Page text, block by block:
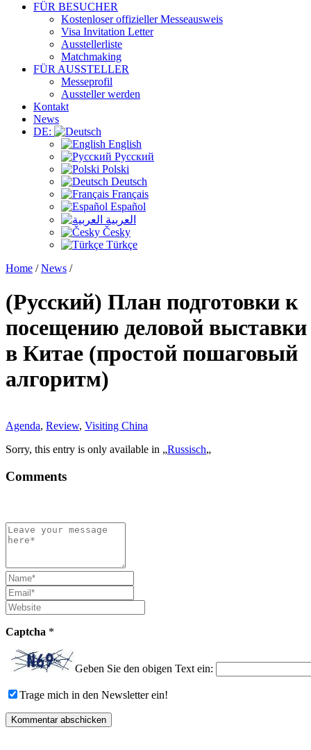
FÜR BESUCHER
Kostenloser offizieller Messeausweis
Visa Invitation Letter
Ausstellerliste
Matchmaking
FÜR AUSSTELLER
Messeprofil
Aussteller werden
Kontakt
News
DE:
English
Русский
Polski
Deutsch
Français
Español
العربية
Česky
Türkçe
Home /News /
(Русский) План подготовки к
посещению деловой выставки
в Китае (простой пошаговый
алгоритм)
Agenda, Review, Visiting China
Sorry, this entry is only available in „Russisch„
Comments
Captcha *
Geben Sie den obigen Text ein:
Trage mich in den Newsletter ein!